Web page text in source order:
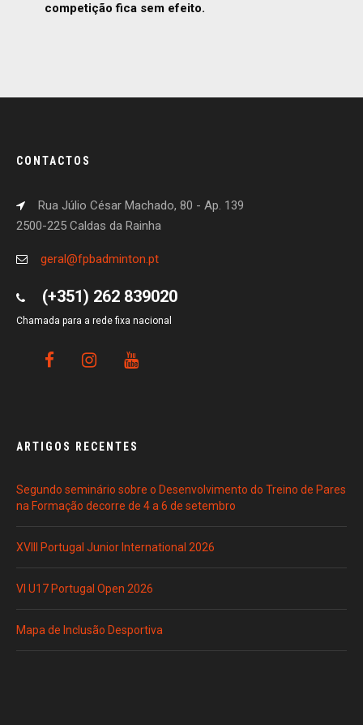
competição fica sem efeito.
CONTACTOS
Rua Júlio César Machado, 80 - Ap. 139
2500-225 Caldas da Rainha
geral@fpbadminton.pt
(+351) 262 839020
Chamada para a rede fixa nacional
ARTIGOS RECENTES
Segundo seminário sobre o Desenvolvimento do Treino de Pares
na Formação decorre de 4 a 6 de setembro
XVIII Portugal Junior International 2026
VI U17 Portugal Open 2026
Mapa de Inclusão Desportiva